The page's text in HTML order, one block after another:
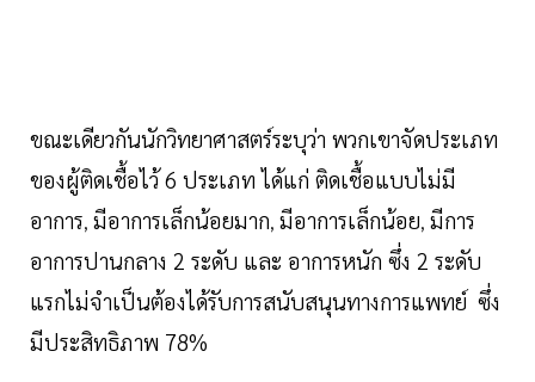
ขณะเดียวกันนักวิทยาศาสตร์ระบุว่า พวกเขาจัดประเภท
ของผู้ติดเชื้อไว้ 6 ประเภท ได้แก่ ติดเชื้อแบบไม่มี
อาการ, มีอาการเล็กน้อยมาก, มีอาการเล็กน้อย, มีการ
อาการปานกลาง 2 ระดับ และ อาการหนัก ซึ่ง 2 ระดับ
แรกไม่จำเป็นต้องได้รับการสนับสนุนทางการแพทย์ ซึ่ง
มีประสิทธิภาพ 78%